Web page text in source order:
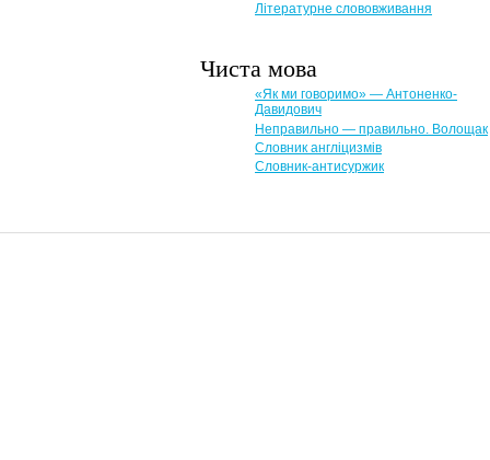
Літературне слововживання
Чиста мова
«Як ми говоримо» — Антоненко-
Давидович
Неправильно — правильно. Волощак
Словник англіцизмів
Словник-антисуржик